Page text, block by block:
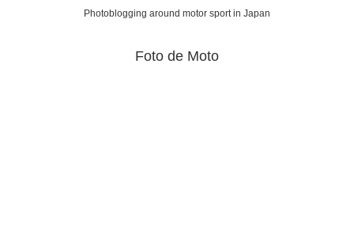
Photoblogging around motor sport in Japan
Foto de Moto